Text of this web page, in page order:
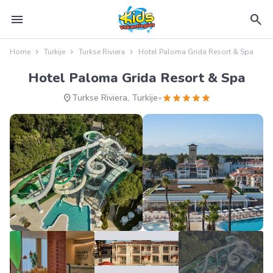
menu search
Home Turkije Turkse Riviera Hotel Paloma Grida Resort & Spa
Hotel Paloma Grida Resort & Spa
location_onTurkse Riviera, Turkije•starstarstarstarstar